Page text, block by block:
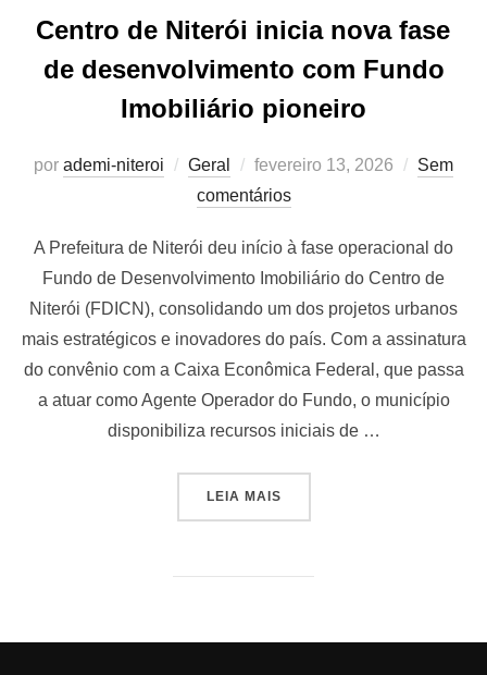
Centro de Niterói inicia nova fase
de desenvolvimento com Fundo
Imobiliário pioneiro
por ademi-niteroi Geral
Postado
em
fevereiro 13, 2026
Sem
comentários
A Prefeitura de Niterói deu início à fase operacional do
Fundo de Desenvolvimento Imobiliário do Centro de
Niterói (FDICN), consolidando um dos projetos urbanos
mais estratégicos e inovadores do país. Com a assinatura
do convênio com a Caixa Econômica Federal, que passa
a atuar como Agente Operador do Fundo, o município
disponibiliza recursos iniciais de …
LEIA MAIS“CENTRO DE NITERÓI